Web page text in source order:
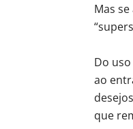
Mas
Do
ao
que